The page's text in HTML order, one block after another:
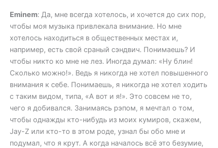
Eminem: Да, мне всегда хотелось, и хочется до сих пор,
чтобы моя музыка привлекала внимание. Но мне
хотелось находиться в общественных местах и,
например, есть свой сраный сэндвич. Понимаешь? И
чтобы никто ко мне не лез. Иногда думал: «Ну блин!
Сколько можно!». Ведь я никогда не хотел повышенного
внимания к себе. Понимаешь, я никогда не хотел ходить
с таким видом, типа, «А вот и я!». Это совсем не то,
чего я добивался. Занимаясь рэпом, я мечтал о том,
чтобы однажды кто-нибудь из моих кумиров, скажем,
Jay-Z или кто-то в этом роде, узнал бы обо мне и
подумал, что я крут. А когда началось всё это безумие,